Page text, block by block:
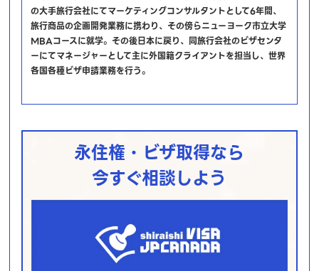
の大手旅行会社にてマーケティングコンサルタントとして6年間、
旅行商品の企画開発業務に携わり、その傍らニューヨーク市立大学
MBAコースに就学。その後日本に戻り、同旅行会社のビザセンタ
ーにてマネージャーとして主に外国籍クライアントを担当し、世界
各国各種ビザ申請業務を行う。
永住権・ビザ取得なら
今すぐ相談しよう